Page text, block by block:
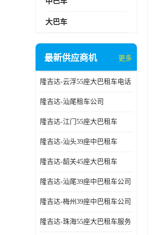
大巴车
最新供应商机 更多
隆吉达-云浮55座大巴租车电话
隆吉达-汕尾租车公司
隆吉达-江门55座大巴租车
隆吉达-汕头39座中巴租车
隆吉达-韶关45座大巴租车
隆吉达-汕尾39座中巴租车公司
隆吉达-梅州39座中巴租车公司
隆吉达-珠海55座大巴租车服务